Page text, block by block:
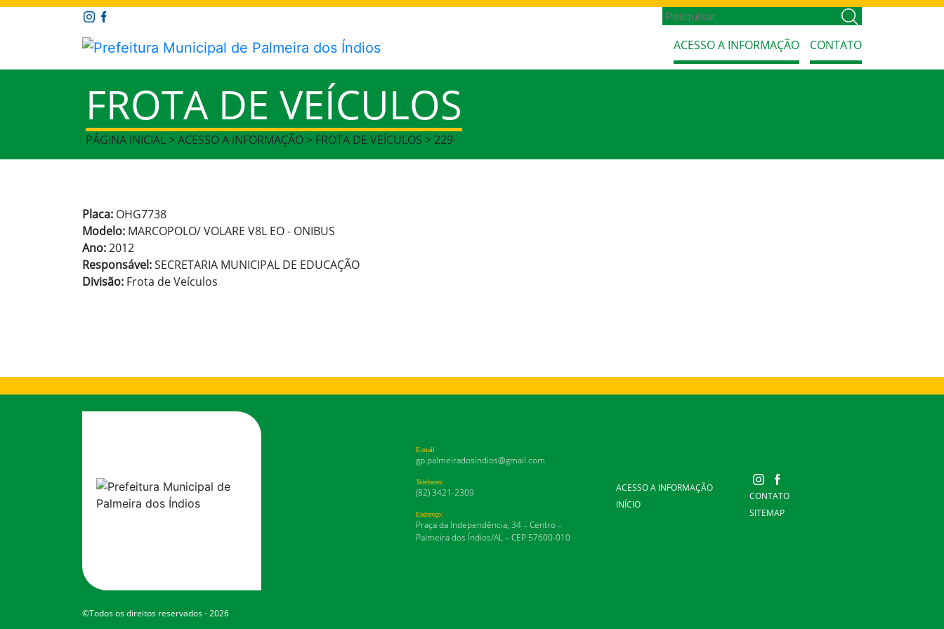
ACESSO A INFORMAÇÃO CONTATO
FROTA DE VEÍCULOS
PÁGINA INICIAL > ACESSO A INFORMAÇÃO > FROTA DE VEÍCULOS > 229
Placa: OHG7738
Modelo: MARCOPOLO/ VOLARE V8L EO - ONIBUS
Ano:2012
Responsável:SECRETARIA MUNICIPAL DE EDUCAÇÃO
Divisão: Frota de Veículos
E-mail
gp.palmeiradosindios@gmail.com
Telefones:
(82) 3421-2309
Endereço:
Praça da Independência, 34 – Centro –
Palmeira dos Índios/AL – CEP 57600-010
ACESSO A INFORMAÇÃO
INÍCIO
CONTATO
SITEMAP
©Todos os direitos reservados - 2026